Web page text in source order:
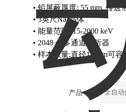
• 铅屏蔽厚度: 55 mm,传送
•3英尺NaI晶体
• 能量范围
: 15-2000 keV
• 2048个多通道分析器
• 样本数量:直径13 mm可容
产品：